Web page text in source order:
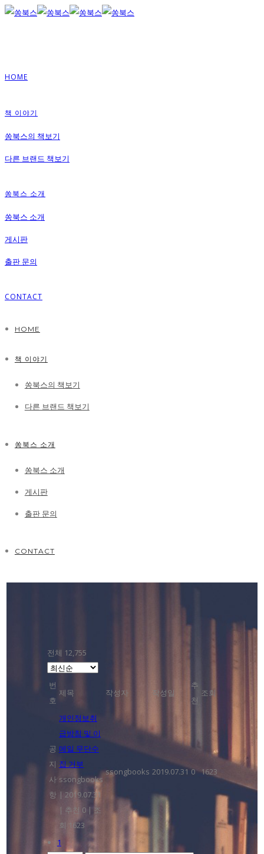
HOME
책 이야기
쏭북스의 책보기
다른 브랜드 책보기
쏭북스 소개
쏭북스 소개
게시판
출판 문의
CONTACT
HOME
책 이야기
쏭북스의 책보기
다른 브랜드 책보기
쏭북스 소개
쏭북스 소개
게시판
출판 문의
CONTACT
전체 12,755
번
호
제목 작성자 작성일
추
천
조회
공
지
사
항
개인정보취
급방침 및 이
메일 무단수
집 거부
ssongbooks
| 2019.07.31
| 추천 0 | 조
회 1623
ssongbooks 2019.07.31 0 1623
1